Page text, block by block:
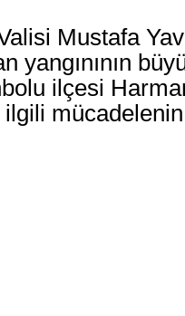
Mustafa
yangınının
ilçesi
ilgili